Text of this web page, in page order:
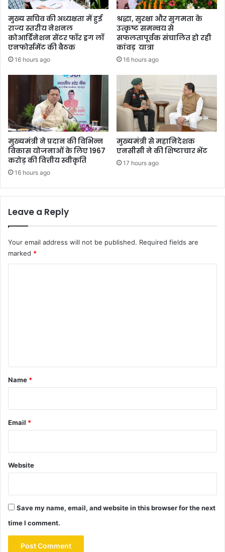
मुख्य सचिव की अध्यक्षता में हुई
राज्य स्तरीय नेशनल
कोआर्डिनेशन सेंटर फॉर ड्रग लॉ
एनफोर्समेंट की बैठक
16 hours ago
श्रद्धा, सुरक्षा और सुगमता के
उत्कृष्ट समन्वय से
सफलतापूर्वक संचालित हो रही
कांवड़ यात्रा
16 hours ago
मुख्यमंत्री ने प्रदान की विभिन्न
विकास योजनाओं के लिए 1967
करोड़ की वित्तीय स्वीकृति
16 hours ago
मुख्यमंत्री से महानिदेशक
एनसीसी ने की शिष्टाचार भेंट
17 hours ago
Leave a Reply
Your email address will not be published. Required fields are
marked *
*
Name *
Email *
Website
Save my name, email, and website in this browser for the next
time I comment.